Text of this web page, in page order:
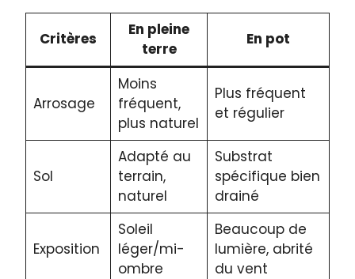
Critères
En pleine
terre
En pot
Arrosage
Moins
fréquent,
plus naturel
Plus fréquent
et régulier
Sol
Adapté au
terrain,
naturel
Substrat
spécifique bien
drainé
Exposition
Soleil
léger/mi-
ombre
Beaucoup de
lumière, abrité
du vent